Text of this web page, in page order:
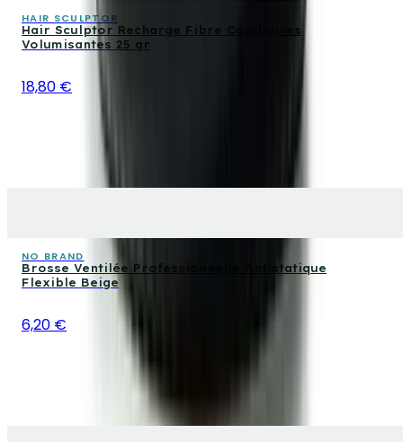
HAIR SCULPTOR
Hair Sculptor Recharge Fibre Capillaires
Volumisantes 25 gr
18,80 €
NO BRAND
Brosse Ventilée Professionnelle Antistatique
Flexible Beige
6,20 €